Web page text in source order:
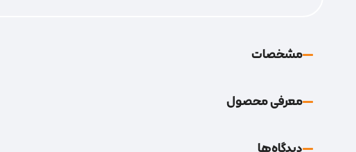
مشخصات
معرفی محصول